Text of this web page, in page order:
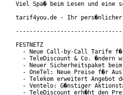
Viel Spa� beim Lesen und eine
tarif4you.de - Ihr
FESTNETZ
- Neue Call-by-Call Tarife
- TeleDiscount & Co. �ndern
- Neuer Sicherheitspaket
- OneTel: Neue Preise f�r
- Telekom erweitert Angebot
- Ventelo: G�nstiger
- TeleDiscount erh�ht den